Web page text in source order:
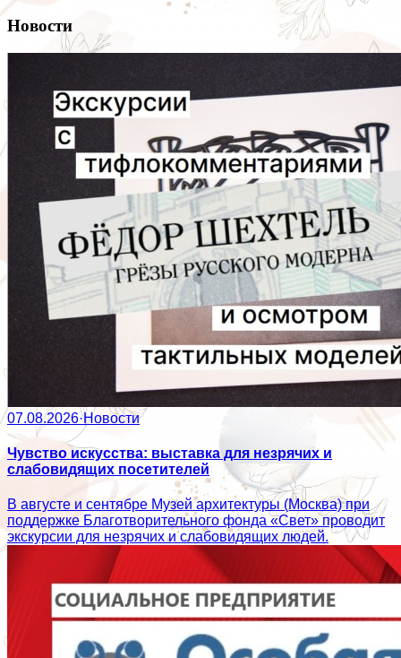
Новости
07.08.2026·Новости
Чувство искусства: выставка для незрячих и
слабовидящих посетителей
В августе и сентябре Музей архитектуры (Москва) при
поддержке Благотворительного фонда «Свет» проводит
экскурсии для незрячих и слабовидящих людей.